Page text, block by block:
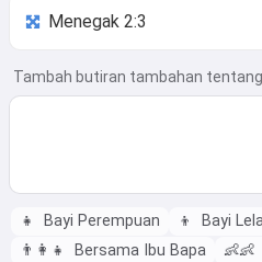
Tambah butiran tambahan
👧 Bayi Perempuan 👦 Bayi
👨‍👩‍👧
Bersama Ibu Bapa 👶👶